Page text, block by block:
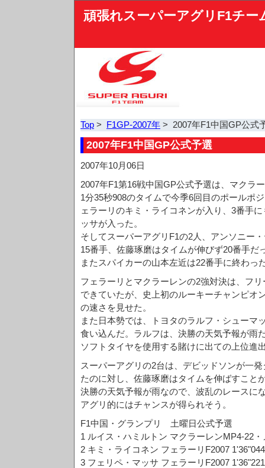
頑張れスーパーアグリF1チー
Top > F1GP-2007年 > 2007年F1中国GP公式
2007年F1中国GP公式予選
2007年10月06日
2007年F1第16戦中国GP公式予選は、マクラ
1分35秒908のタイムで今季6回目のポールポ
ェラーリのキミ・ライコネンが入り、3番手
ッサが入った。
そしてスーパーアグリF1の2人、アンソニー
15番手、佐藤琢磨はタイムが伸びず20番手だ
またスパイカーの山本左近は22番手に終わっ
フェラーリとマクラーレンの2強対決は、フ
できていたが、史上初のルーキーチャンピオ
の速さを見せた。
また日本勢では、トヨタのラルフ・シューマ
食い込んだ。ラルフは、決勝の天気予報が雨
ソフトタイヤを使用する賭けに出ての上位進
スーパーアグリの2台は、デビッドソンが一
たのに対し、佐藤琢磨はタイムを伸ばすこと
決勝の天気予報が雨なので、波乱のレースに
アグリ的にはチャンスが得られそう。
F1中国・グランプリ 土曜日公式予選
1 ルイス・ハミルトン マクラーレンMP4-22
2 キミ・ライコネン フェラーリF2007 1'36"044
3 フェリペ・マッサ フェラーリF2007 1'36"221